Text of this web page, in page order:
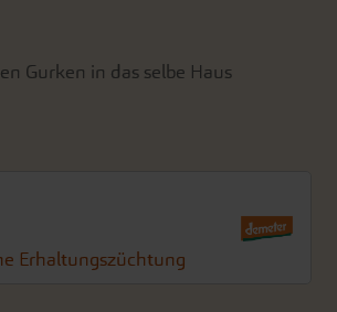
Gurken in das selbe Haus
Erhaltungszüchtung